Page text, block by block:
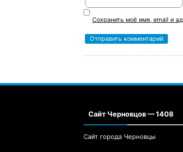
Сохранить моё имя, email и
Сайт Черновцов — 1408
Сайт города Черновцы